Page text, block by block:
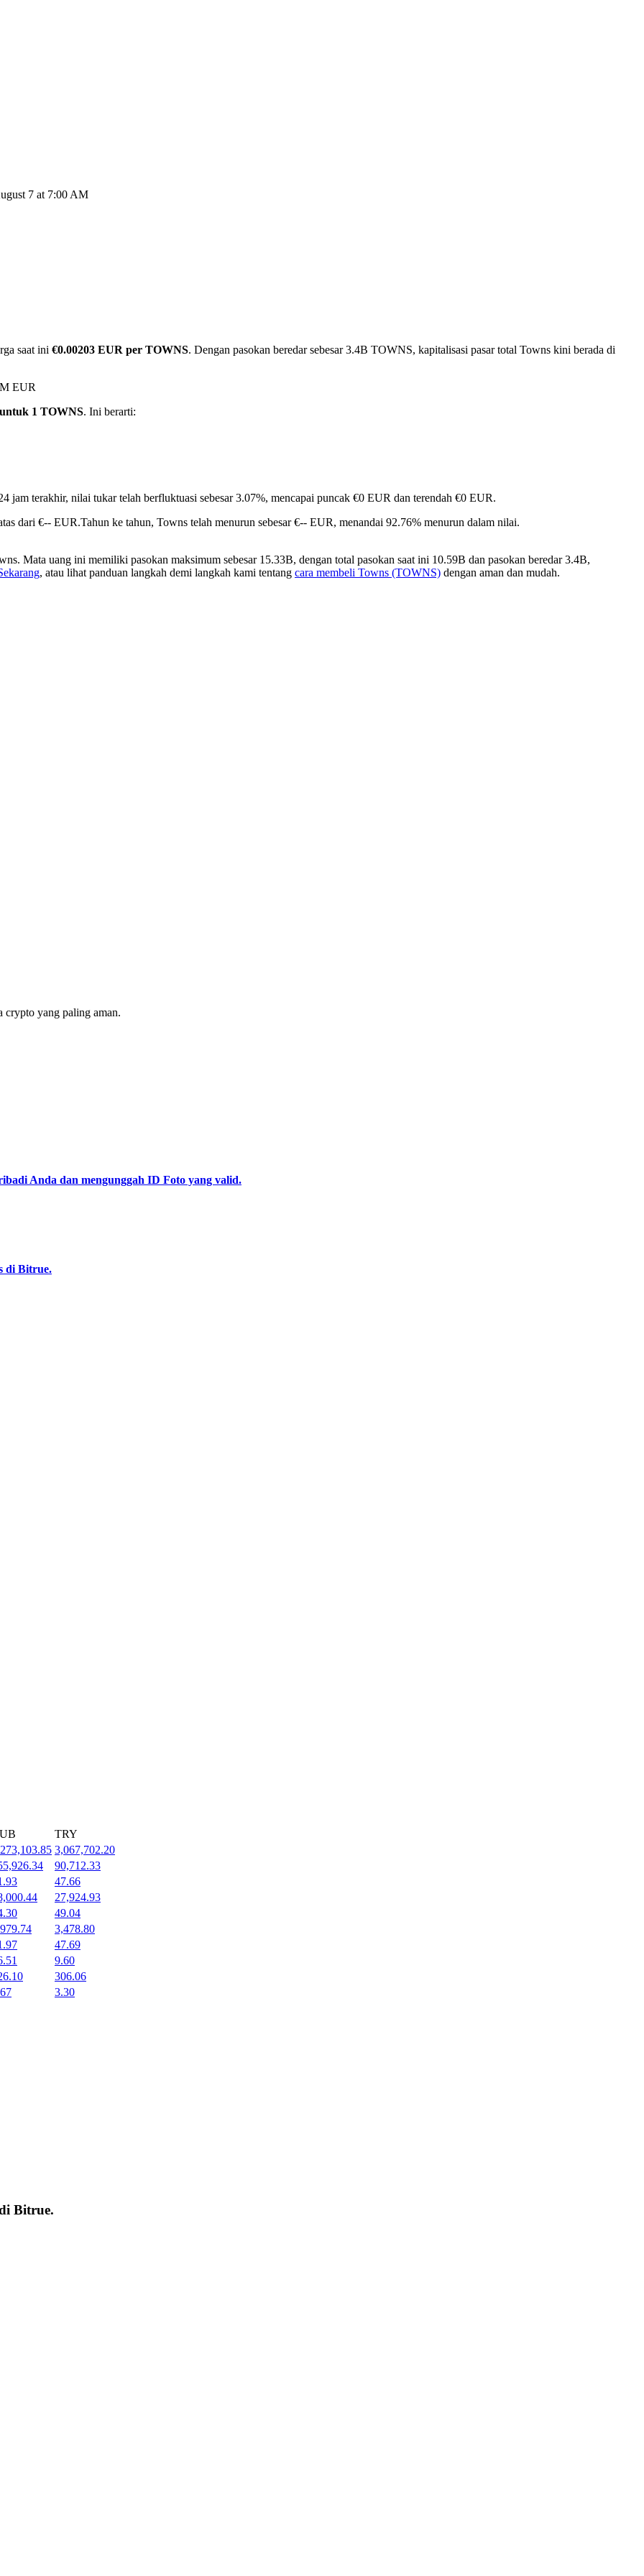
7 at 7:00 AM
saat ini €0.00203 EUR per TOWNS. Dengan pasokan beredar sebesar 3.4B TOWNS, kapitalisasi pasar total Towns kini berada di
EUR
1 TOWNS. Ini berarti:
jam terakhir, nilai tukar telah berfluktuasi sebesar 3.07%, mencapai puncak €0 EUR dan terendah €0 EUR.
dari €-- EUR.Tahun ke tahun, Towns telah menurun sebesar €-- EUR, menandai 92.76% menurun dalam nilai.
Mata uang ini memiliki pasokan maksimum sebesar 15.33B, dengan total pasokan saat ini 10.59B dan pasokan beredar 3.4B,
, atau lihat panduan langkah demi langkah kami tentang cara membeli Towns (TOWNS) dengan aman dan mudah.
crypto yang paling aman.
Anda dan mengunggah ID Foto yang valid.
di Bitrue.
TRY
3,067,702.20
90,712.33
47.66
27,924.93
49.04
3,478.80
47.69
9.60
306.06
3.30
Bitrue.